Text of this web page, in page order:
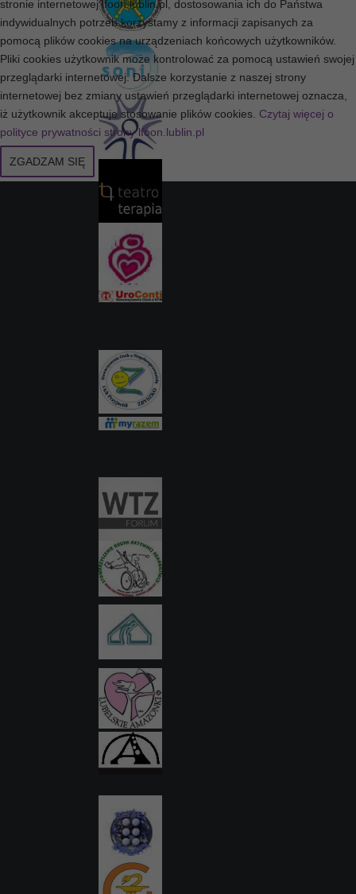
stronie internetowej lfoon.lublin.pl, dostosowania ich do Państwa
indywidualnych potrzeb korzystamy z informacji zapisanych za
pomocą plików cookies na urządzeniach końcowych użytkowników.
Pliki cookies użytkownik może kontrolować za pomocą ustawień swojej
przeglądarki internetowej. Dalsze korzystanie z naszej strony
internetowej bez zmiany ustawień przeglądarki internetowej oznacza,
iż użytkownik akceptuje stosowanie plików cookies. Czytaj więcej o
polityce prywatności strony lfoon.lublin.pl
ZGADZAM SIĘ